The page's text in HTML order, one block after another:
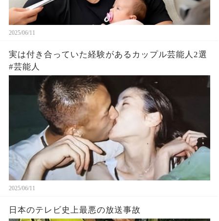
2025/06/11
実は付き合っていた経験があるカップル芸能人2選
#芸能人
2025/06/11
日本のテレビ史上最悪の放送事故